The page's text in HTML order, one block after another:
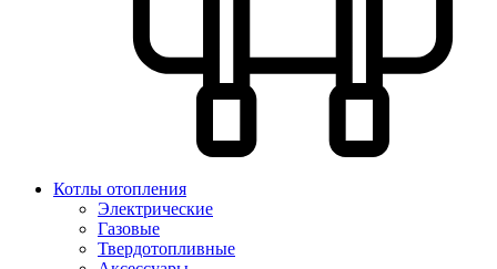
Котлы отопления
Электрические
Газовые
Твердотопливные